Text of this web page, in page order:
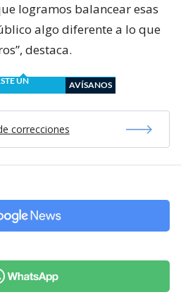
logramos balancear esas
algo diferente a lo que
destaca.
UN
AVÍSANOS
correcciones